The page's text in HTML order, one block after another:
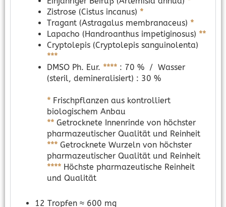
Zistrose (Cistus incanus) *
Tragant (Astragalus membranaceus) *
Lapacho (Handroanthus impetiginosus) **
Cryptolepis (Cryptolepis sanguinolenta)
***
DMSO Ph. Eur. **** : 70 % / Wasser
(steril, demineralisiert) : 30 %
* Frischpflanzen aus kontrolliert
biologischem Anbau
** Getrocknete Innenrinde von höchster
pharmazeutischer Qualität und Reinheit
*** Getrocknete Wurzeln von höchster
pharmazeutischer Qualität und Reinheit
**** Höchste pharmazeutische Reinheit
und Qualität
12 Tropfen ≈ 600 mg